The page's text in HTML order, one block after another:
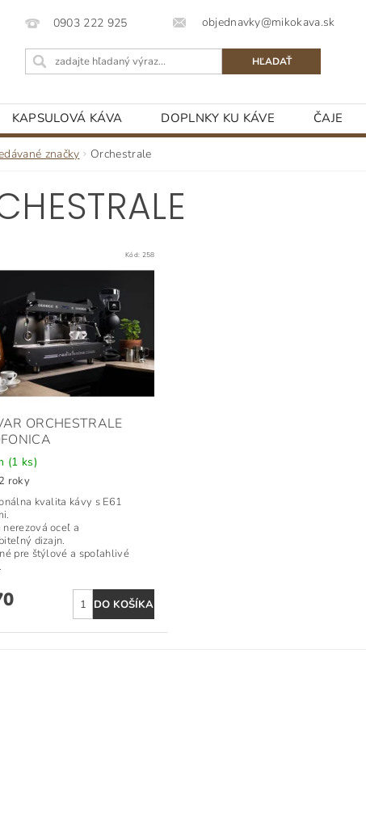
0903 222 925 objednavky@mikokava.sk
KAPSULOVÁ KÁVA DOPLNKY KU KÁVE ČAJE
značky Orchestrale
Kód: 258
ORCHESTRALE
(1 ks)
roky
kvalita kávy s E61
oceľ a
dizajn.
pre štýlové a spoľahlivé